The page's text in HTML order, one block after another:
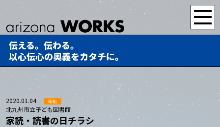
伝える。伝わる。
以心伝心の奥義をカタチに。
2020.01.04 印刷
北九州市立子ども図書館
家読・読書の日チラシ